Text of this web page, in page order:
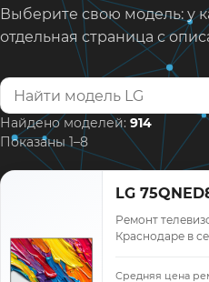
Выберите свою модель: у
отдельная страница с
Найти модель телевизора
Найдено моделей: 914
Показаны 1–8
LG
Ремонт
Краснодаре в
запчасти и
Средняя цена